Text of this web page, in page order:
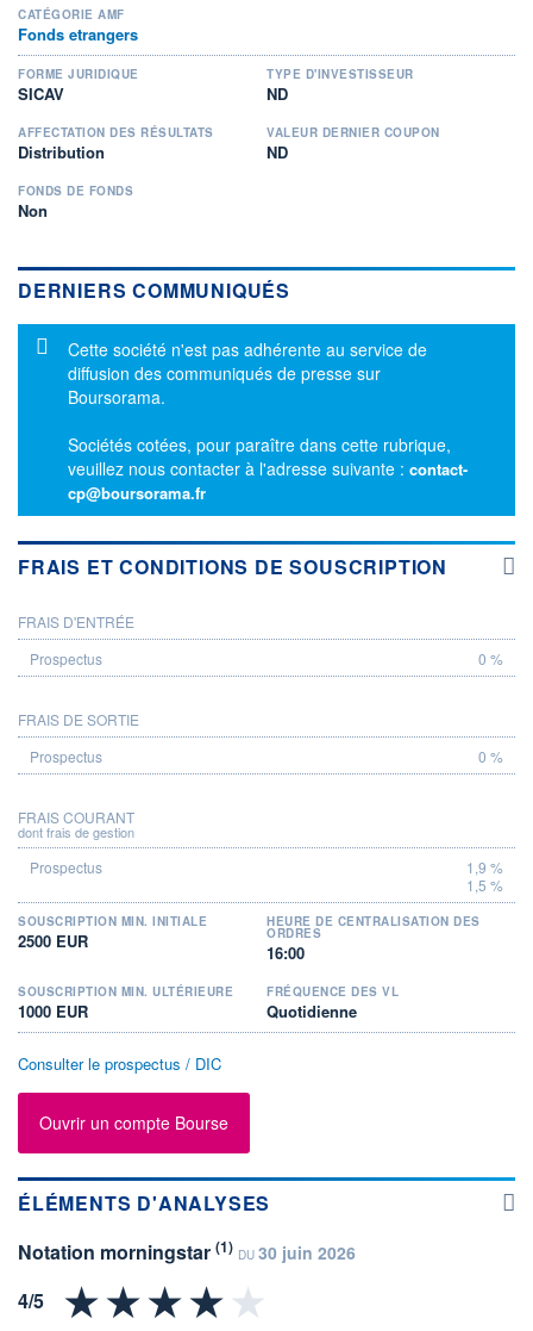
CATÉGORIE AMF
Fonds etrangers
FORME JURIDIQUE
SICAV
TYPE D'INVESTISSEUR
ND
AFFECTATION DES RÉSULTATS
Distribution
VALEUR DERNIER COUPON
ND
FONDS DE FONDS
Non
DERNIERS COMMUNIQUÉS
Message d'information
Cette société n'est pas adhérente au service de
diffusion des communiqués de presse sur
Boursorama.
Sociétés cotées, pour paraître dans cette rubrique,
veuillez nous contacter à l'adresse suivante : contact-
cp@boursorama.fr
FRAIS ET CONDITIONS DE SOUSCRIPTION
PROSPECTUS
FRAIS D'ENTRÉE
0 %
FRAIS DE SORTIE
0 %
FRAIS COURANT
dont frais de gestion
1,9 %
1,5 %
SOUSCRIPTION MIN. INITIALE
2500 EUR
HEURE DE CENTRALISATION DES
ORDRES
16:00
SOUSCRIPTION MIN. ULTÉRIEURE
1000 EUR
FRÉQUENCE DES VL
Quotidienne
Consulter le prospectus / DIC
Ouvrir un compte Bourse
ÉLÉMENTS D'ANALYSES
Notation morningstar (1) DU 30 juin 2026